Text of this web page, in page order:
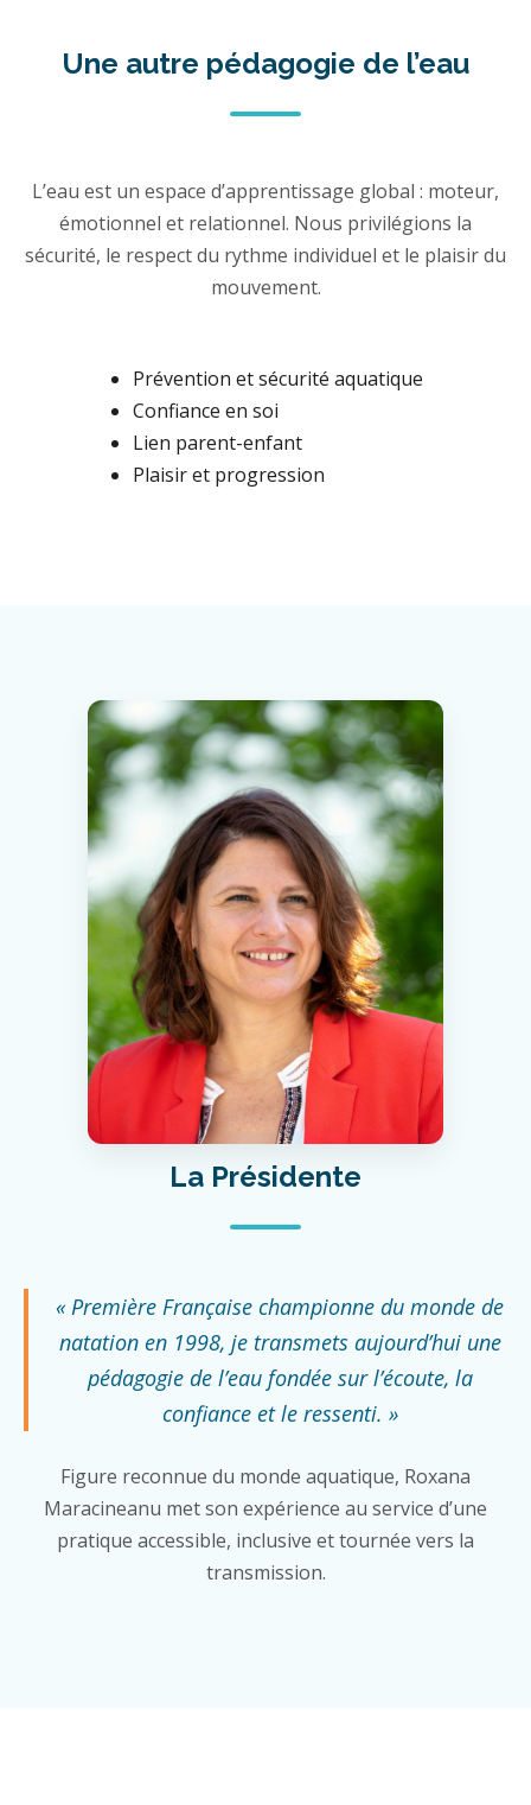
Une autre pédagogie de l’eau
L’eau est un espace d’apprentissage global : moteur,
émotionnel et relationnel. Nous privilégions la
sécurité, le respect du rythme individuel et le plaisir du
mouvement.
Prévention et sécurité aquatique
Confiance en soi
Lien parent-enfant
Plaisir et progression
La Présidente
« Première Française championne du monde de
natation en 1998, je transmets aujourd’hui une
pédagogie de l’eau fondée sur l’écoute, la
confiance et le ressenti. »
Figure reconnue du monde aquatique, Roxana
Maracineanu met son expérience au service d’une
pratique accessible, inclusive et tournée vers la
transmission.